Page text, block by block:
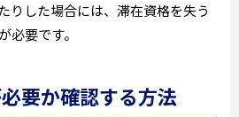
りした場合には、滞在資格を失う
必要です。
要か確認する方法